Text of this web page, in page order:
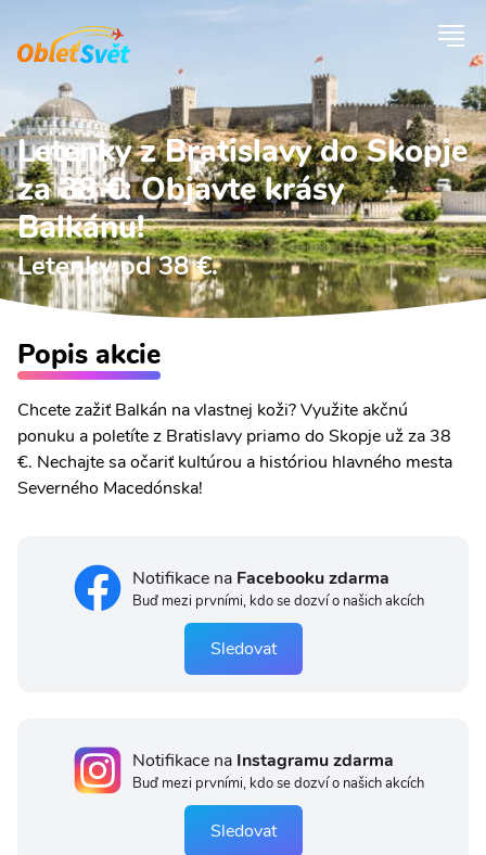
Letenky z Bratislavy do Skopje
za 38 €: Objavte krásy
Balkánu!
Letenky od 38 €.
Popis akcie
Chcete zažiť Balkán na vlastnej koži? Využite akčnú
ponuku a poletíte z Bratislavy priamo do Skopje už za 38
€. Nechajte sa očariť kultúrou a históriou hlavného mesta
Severného Macedónska!
Notifikace na Facebooku zdarma
Buď mezi prvními, kdo se dozví o našich akcích
Sledovat
Notifikace na Instagramu zdarma
Buď mezi prvními, kdo se dozví o našich akcích
Sledovat